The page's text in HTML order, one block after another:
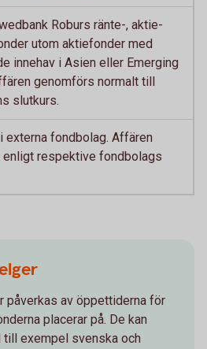
Roburs ränte-, aktie-
utom aktiefonder med
innehav i Asien eller Emerging
genomförs normalt till
slutkurs.
externa fondbolag. Affären
respektive fondbolags
påverkas av öppettiderna för
placerar på. De kan
exempel svenska och